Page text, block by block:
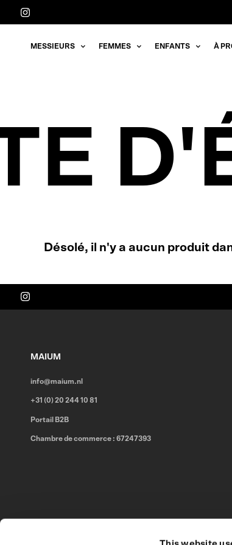
MESSIEURS FEMMES ENFANTS À
Désolé, il n'y a aucun produit
MAIUM
info@maium.nl
+31 (0) 20 244 10 81
Portail B2B
Chambre de commerce : 67247393